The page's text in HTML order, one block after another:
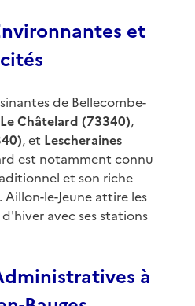
et
de Bellecombe-
Le Châtelard (73340),
, et Lescheraines
est notamment connu
et son riche
le-Jeune attire les
avec ses stations
à